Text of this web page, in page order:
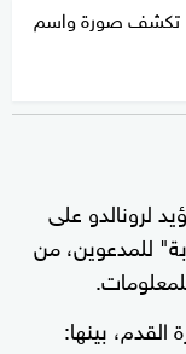
تكشف صورة واسم
لرونالدو على
للمدعوين، من
بينها: